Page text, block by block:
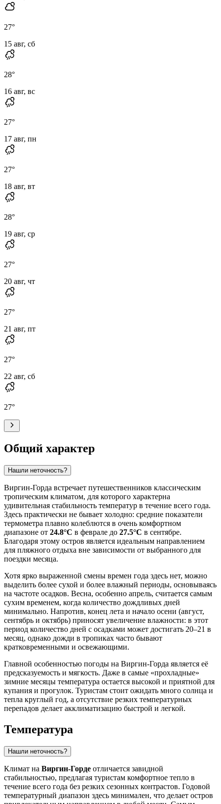
27°
15 авг, сб
28°
16 авг, вс
27°
17 авг, пн
27°
18 авг, вт
28°
19 авг, ср
27°
20 авг, чт
27°
21 авг, пт
27°
22 авг, сб
27°
Общий характер
Нашли неточность?
Виргин-Горда встречает путешественников классическим
тропическим климатом, для которого характерна
удивительная стабильность температур в течение всего года.
Здесь практически не бывает холодно: средние показатели
термометра плавно колеблются в очень комфортном
диапазоне от 24.8°C в феврале до 27.5°C в сентябре.
Благодаря этому остров является идеальным направлением
для пляжного отдыха вне зависимости от выбранного для
поездки месяца.
Хотя ярко выраженной смены времен года здесь нет, можно
выделить более сухой и более влажный периоды, основываясь
на частоте осадков. Весна, особенно апрель, считается самым
сухим временем, когда количество дождливых дней
минимально. Напротив, конец лета и начало осени (август,
сентябрь и октябрь) приносят увеличение влажности: в этот
период количество дней с осадками может достигать 20–21 в
месяц, однако дожди в тропиках часто бывают
кратковременными и освежающими.
Главной особенностью погоды на Виргин-Горда является её
предсказуемость и мягкость. Даже в самые «прохладные»
зимние месяцы температура остается высокой и приятной для
купания и прогулок. Туристам стоит ожидать много солнца и
тепла круглый год, а отсутствие резких температурных
перепадов делает акклиматизацию быстрой и легкой.
Температура
Нашли неточность?
Климат на Виргин-Горде отличается завидной
стабильностью, предлагая туристам комфортное тепло в
течение всего года без резких сезонных контрастов. Годовой
температурный диапазон здесь минимален, что делает остров